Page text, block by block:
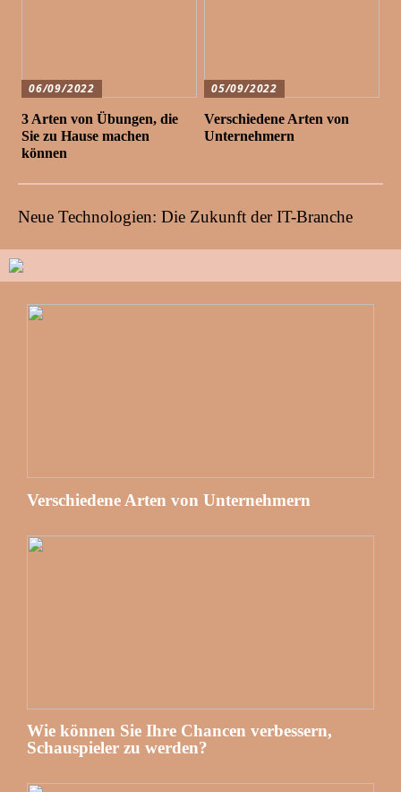
06/09/2022
3 Arten von Übungen, die
Sie zu Hause machen
können
05/09/2022
Verschiedene Arten von
Unternehmern
Neue Technologien: Die Zukunft der IT-Branche
Verschiedene Arten von Unternehmern
Wie können Sie Ihre Chancen verbessern,
Schauspieler zu werden?